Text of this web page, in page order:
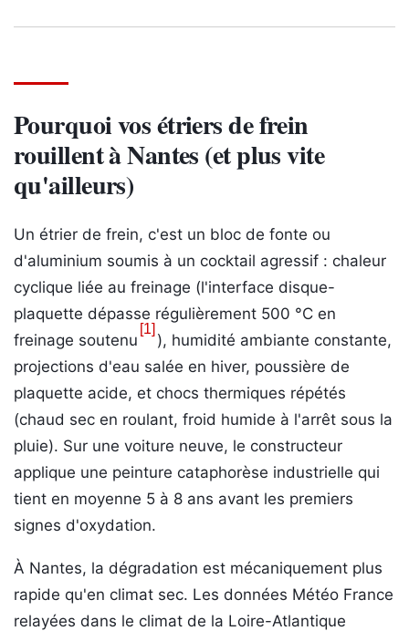
Pourquoi vos étriers de frein
rouillent à Nantes (et plus vite
qu'ailleurs)
Un étrier de frein, c'est un bloc de fonte ou
d'aluminium soumis à un cocktail agressif : chaleur
cyclique liée au freinage (l'interface disque-
plaquette dépasse régulièrement 500 °C en
freinage soutenu
[1]
), humidité ambiante constante,
projections d'eau salée en hiver, poussière de
plaquette acide, et chocs thermiques répétés
(chaud sec en roulant, froid humide à l'arrêt sous la
pluie). Sur une voiture neuve, le constructeur
applique une peinture cataphorèse industrielle qui
tient en moyenne 5 à 8 ans avant les premiers
signes d'oxydation.
À Nantes, la dégradation est mécaniquement plus
rapide qu'en climat sec. Les données Météo France
relayées dans le climat de la Loire-Atlantique